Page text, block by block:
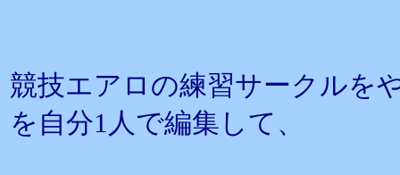
競技エアロの練習サークルを
を自分1人で編集して、